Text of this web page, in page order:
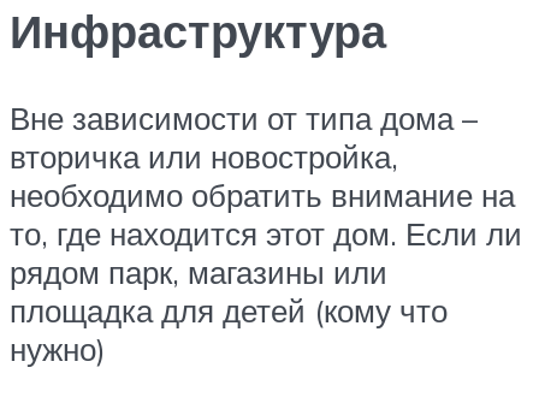
Инфраструктура
Вне зависимости от типа дома –
вторичка или новостройка,
необходимо обратить внимание на
то, где находится этот дом. Если ли
рядом парк, магазины или
площадка для детей (кому что
нужно)